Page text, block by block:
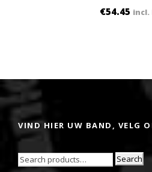
€54.45 incl.
VIND HIER UW BAND, VELG
Search